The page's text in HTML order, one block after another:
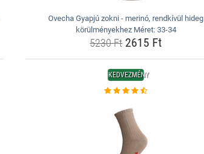
Ovecha Gyapjú zokni - merinó, rendkívül hideg
körülményekhez Méret: 33-34
5230 Ft 2615 Ft
KEDVEZMÉNY